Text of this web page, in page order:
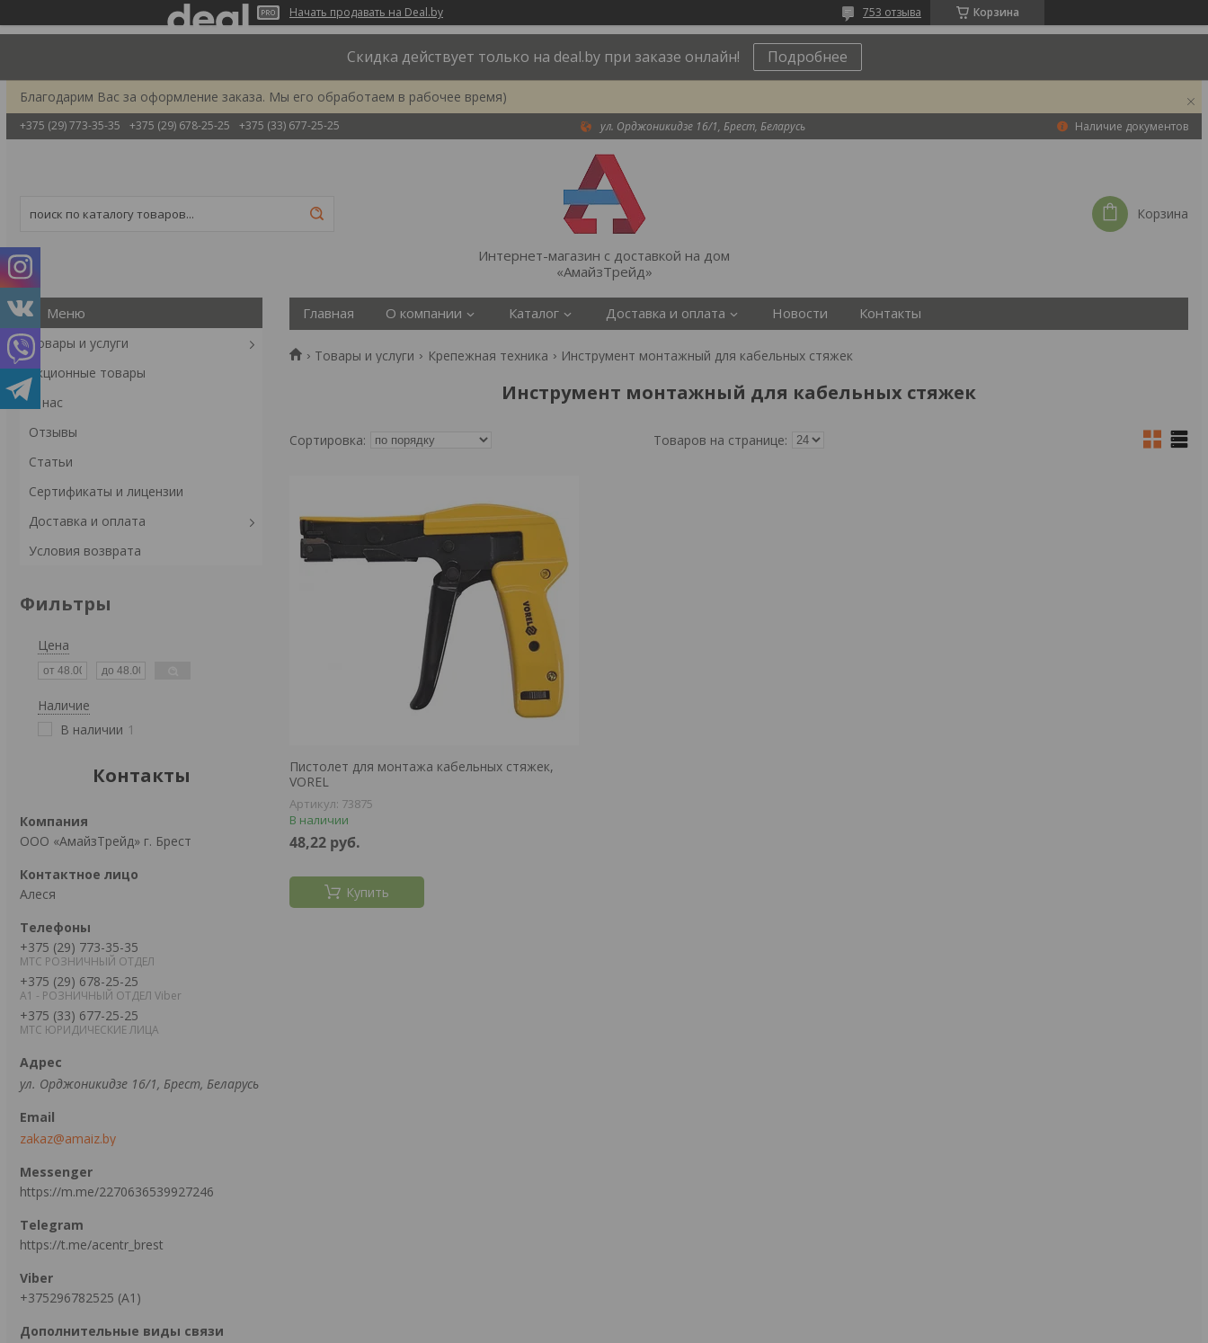
Начать продавать на Deal.by Корзина
753 отзыва
Скидка действует только на deal.by при заказе онлайн! Подробнее
Благодарим Вас за оформление заказа. Мы его обработаем в рабочее время)
+375 (29) 773-35-35 +375 (29) 678-25-25 +375 (33) 677-25-25 ул. Орджоникидзе 16/1, Брест, Беларусь Наличие документов
Интернет-магазин с доставкой на дом
«АмайзТрейд»
Корзина
Товары и услуги
Акционные товары
О нас
Отзывы
Статьи
Сертификаты и лицензии
Доставка и оплата
Условия возврата
Фильтры
Цена
Наличие
В наличии 1
Контакты
ООО «АмайзТрейд» г. Брест
Алеся
+375 (29) 773-35-35
МТС РОЗНИЧНЫЙ ОТДЕЛ
+375 (29) 678-25-25
А1 - РОЗНИЧНЫЙ ОТДЕЛ Viber
+375 (33) 677-25-25
МТС ЮРИДИЧЕСКИЕ ЛИЦА
ул. Орджоникидзе 16/1, Брест, Беларусь
zakaz@amaiz.by
https://m.me/2270636539927246
https://t.me/acentr_brest
+375296782525 (А1)
Главная О компании Каталог Доставка и оплата Новости Контакты
Товары и услуги Крепежная техника Инструмент монтажный для кабельных стяжек
Инструмент монтажный для кабельных стяжек
Пистолет для монтажа кабельных стяжек,
VOREL
73875
В наличии
48,22 руб.
Купить